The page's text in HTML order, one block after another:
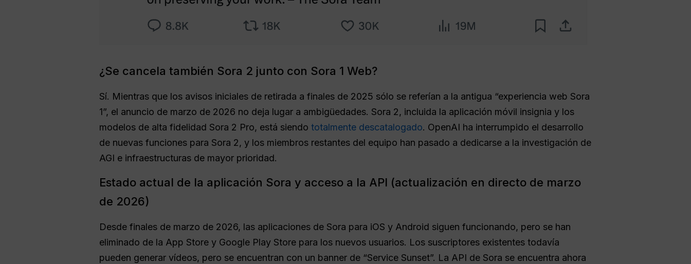
¿Se cancela también Sora 2 junto con Sora 1 Web?
Sí. Mientras que los avisos iniciales de retirada a finales de 2025 sólo se referían a la antigua “experiencia web Sora
1”, el anuncio de marzo de 2026 no deja lugar a ambigüedades. Sora 2, incluida la aplicación móvil insignia y los
modelos de alta fidelidad Sora 2 Pro, está siendo totalmente descatalogado. OpenAI ha interrumpido el desarrollo
de nuevas funciones para Sora 2, y los miembros restantes del equipo han pasado a dedicarse a la investigación de
AGI e infraestructuras de mayor prioridad.
Estado actual de la aplicación Sora y acceso a la API (actualización en directo de marzo
de 2026)
Desde finales de marzo de 2026, las aplicaciones de Sora para iOS y Android siguen funcionando, pero se han
eliminado de la App Store y Google Play Store para los nuevos usuarios. Los suscriptores existentes todavía
pueden generar vídeos, pero se encuentran con un banner de “Service Sunset”. La API de Sora se encuentra ahora